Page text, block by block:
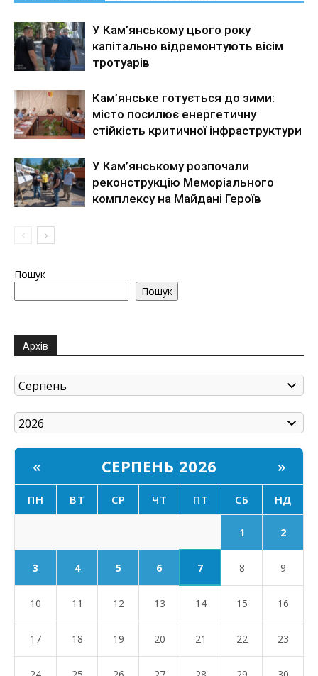
У Кам’янському цього року
капітально відремонтують вісім
тротуарів
Кам’янське готується до зими:
місто посилює енергетичну
стійкість критичної інфраструктури
У Кам’янському розпочали
реконструкцію Меморіального
комплексу на Майдані Героїв
Пошук
Пошук
Архів
« СЕРПЕНЬ 2026 »
ПН ВТ СР ЧТ ПТ СБ НД
1 2
3 4 5 6 7 8 9
10 11 12 13 14 15 16
17 18 19 20 21 22 23